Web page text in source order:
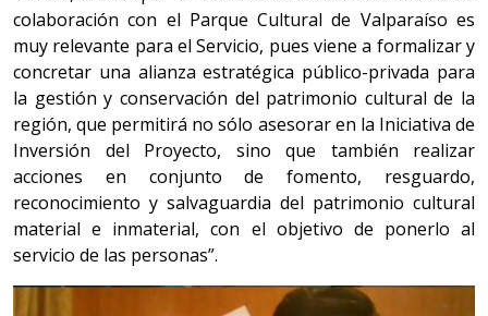
colaboración con el Parque Cultural de Valparaíso es
muy relevante para el Servicio, pues viene a formalizar y
concretar una alianza estratégica público-privada para
la gestión y conservación del patrimonio cultural de la
región, que permitirá no sólo asesorar en la Iniciativa de
Inversión del Proyecto, sino que también realizar
acciones en conjunto de fomento, resguardo,
reconocimiento y salvaguardia del patrimonio cultural
material e inmaterial, con el objetivo de ponerlo al
servicio de las personas”.